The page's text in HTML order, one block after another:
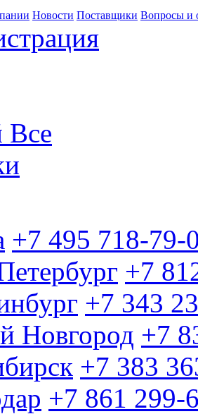
Новости Поставщики Вопросы и
+7 495 718-79-
+7
+7 343
Новгород +7
+7 383
+7 861 299-